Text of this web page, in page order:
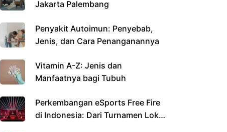
Jakarta Palembang
Penyakit Autoimun: Penyebab,
Jenis, dan Cara Penanganannya
Vitamin A-Z: Jenis dan
Manfaatnya bagi Tubuh
Perkembangan eSports Free Fire
di Indonesia: Dari Turnamen Lokal